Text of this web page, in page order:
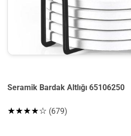
Seramik Bardak Altlığı 65106250
★★★★☆ (679)